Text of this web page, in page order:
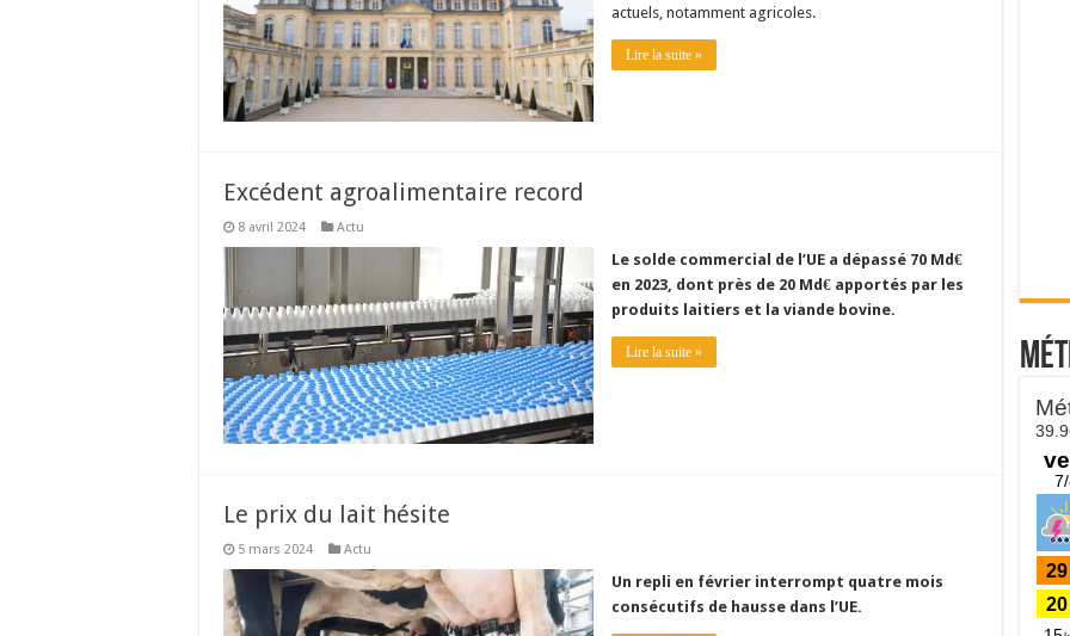
actuels, notamment agricoles.
Lire la suite »
Excédent agroalimentaire record
8 avril 2024 Actu
Le solde commercial de l’UE a dépassé 70 Md€
en 2023, dont près de 20 Md€ apportés par les
produits laitiers et la viande bovine.
Lire la suite »
Le prix du lait hésite
5 mars 2024 Actu
Un repli en février interrompt quatre mois
consécutifs de hausse dans l’UE.